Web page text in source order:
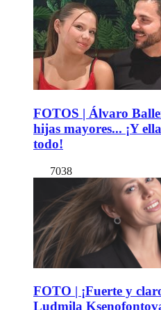
FOTOS | Álvaro
hijas mayores... ¡Y
todo!
7038
FOTO | ¡Fuerte y
Ludmila